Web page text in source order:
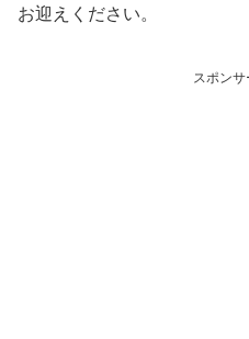
お迎えください。
スポンサ